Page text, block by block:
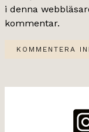
i denna
kommentar.